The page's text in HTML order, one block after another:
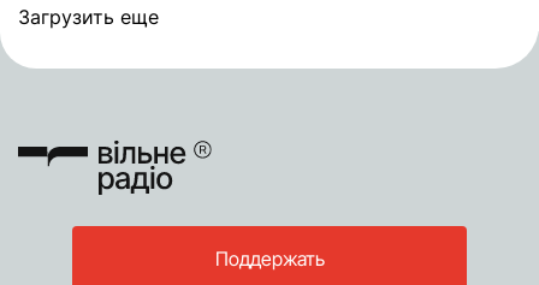
Загрузить еще
Поддержать